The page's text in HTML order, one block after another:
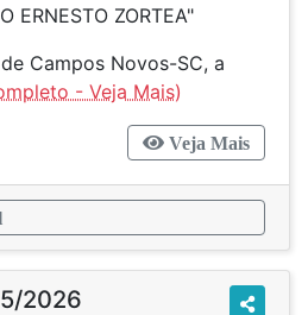
ZORTEA"
Campos Novos-SC, a
Veja Mais
2026